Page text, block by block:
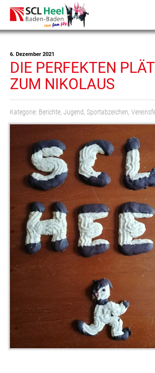
6. Dezember 2021
DIE PERFEKTEN
ZUM NIKOLAUS
Kategorie: Berichte, Jugend, Sportabzeichen,